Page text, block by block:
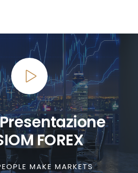
FOREX
MAKE MARKETS